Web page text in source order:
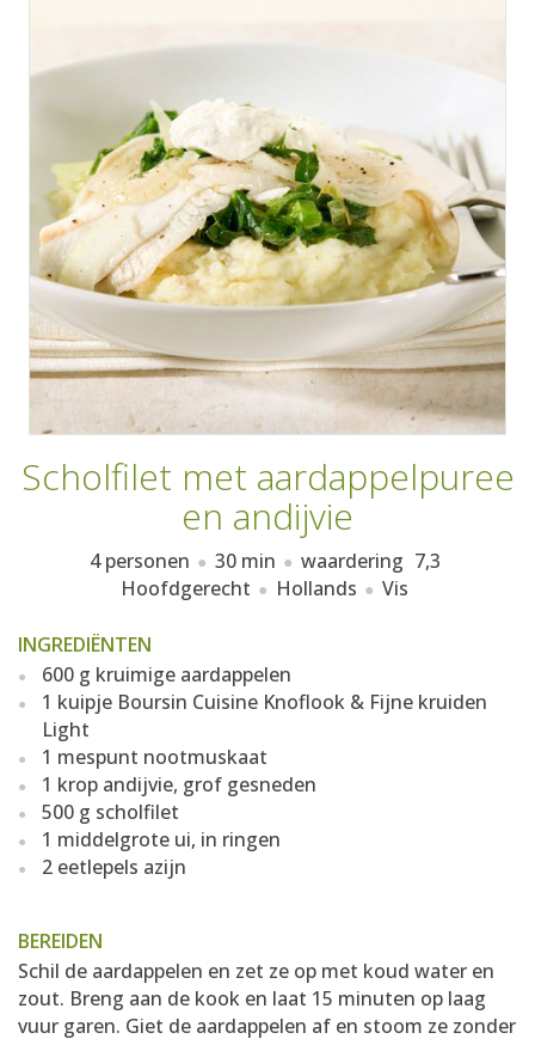
AANMELDEN
WEEKMENU'S
KOOKBOEKEN
Scholfilet met aardappelpuree
en andijvie
4 personen 30 min waardering 7,3
Hoofdgerecht
Hollands Vis
INGREDIËNTEN
600 g kruimige aardappelen
1 kuipje Boursin Cuisine Knoflook & Fijne kruiden
Light
1 mespunt nootmuskaat
1 krop andijvie, grof gesneden
500 g scholfilet
1 middelgrote ui, in ringen
2 eetlepels azijn
BEREIDEN
Schil de aardappelen en zet ze op met koud water en
zout. Breng aan de kook en laat 15 minuten op laag
vuur garen. Giet de aardappelen af en stoom ze zonder